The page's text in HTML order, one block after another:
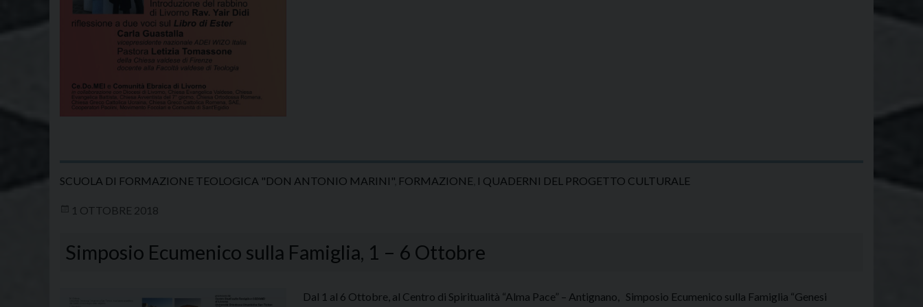
SCUOLA DI FORMAZIONE TEOLOGICA "DON ANTONIO MARINI", FORMAZIONE I QUADERNI DEL PROGETTO CULTURALE
1 OTTOBRE 2018
Simposio Ecumenico sulla Famiglia, 1 – 6 Ottobre
Dal 1 al 6 Ottobre, al Centro di Spiritualità “Alma Pace” – Antignano, Simposio Ecumenico sulla Famiglia “Genesi